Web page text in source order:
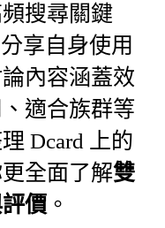
搜尋關鍵
享自身使用
內容涵蓋效
適合族群等
Dcard 上的
全面了解雙
價 。